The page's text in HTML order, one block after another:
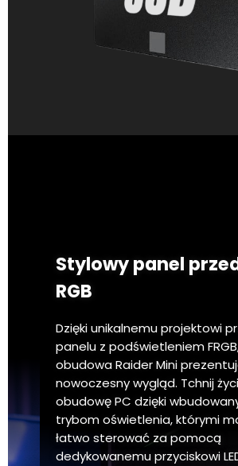
Stylowy panel
RGB
Dzięki unikalnemu projektowi
panelu z podświetleniem
obudowa Raider Mini
nowoczesny wygląd. Tchnij
obudowę PC dzięki
trybom oświetlenia, którymi
łatwo sterować za pomocą
dedykowanemu przyciskowi